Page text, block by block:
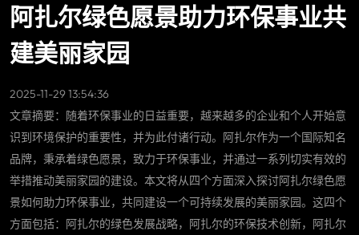
阿扎尔绿色愿景助力环保事业共
建美丽家园
2025-11-29 13:54:36
文章摘要：随着环保事业的日益重要，越来越多的企业和个人开始意
识到环境保护的重要性，并为此付诸行动。阿扎尔作为一个国际知名
品牌，秉承着绿色愿景，致力于环保事业，并通过一系列切实有效的
举措推动美丽家园的建设。本文将从四个方面深入探讨阿扎尔绿色愿
景如何助力环保事业，共同建设一个可持续发展的美丽家园。这四个
方面包括：阿扎尔的绿色发展战略，阿扎尔的环保技术创新，阿扎尔